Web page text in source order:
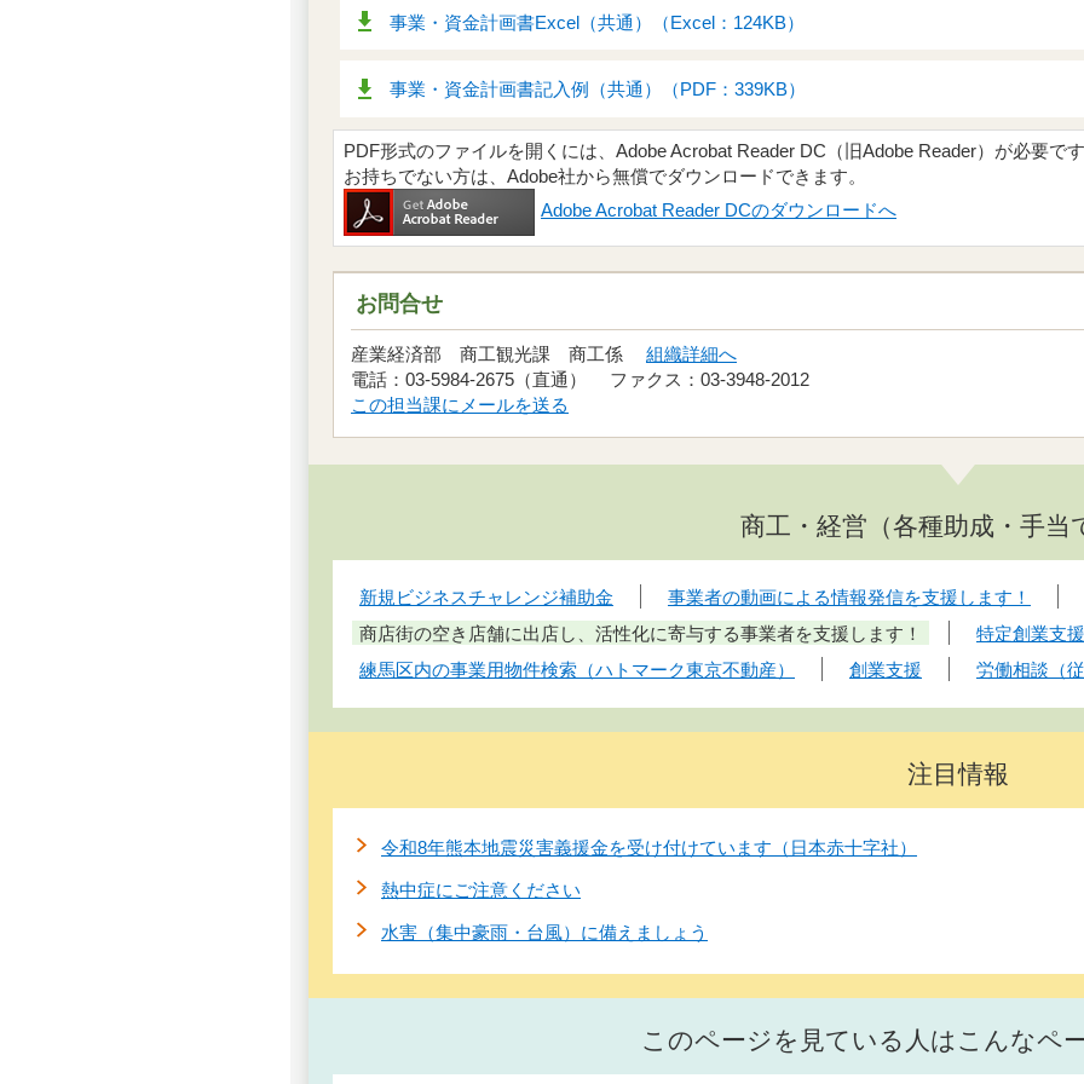
事業・資金計画書Excel（共通）（Excel：124KB）
事業・資金計画書記入例（共通）（PDF：339KB）
PDF形式のファイルを開くには、Adobe Acrobat Reader DC（旧Adobe Reader）が必要です
お持ちでない方は、Adobe社から無償でダウンロードできます。
Adobe Acrobat Reader DCのダウンロードへ
お問合せ
産業経済部 商工観光課 商工係 組織詳細へ
電話：03-5984-2675（直通） ファクス：03-3948-2012
この担当課にメールを送る
商工・経営（各種助成・手当
新規ビジネスチャレンジ補助金
事業者の動画による情報発信を支援します！
商店街の空き店舗に出店し、活性化に寄与する事業者を支援します！
特定創業支
練馬区内の事業用物件検索（ハトマーク東京不動産）
創業支援 労働相談（
注目情報
令和8年熊本地震災害義援金を受け付けています（日本赤十字社）
熱中症にご注意ください
水害（集中豪雨・台風）に備えましょう
このページを見ている人はこんなペ